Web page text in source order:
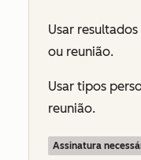
Usar
ou reunião.
Usar tipos
reunião.
Assinatura